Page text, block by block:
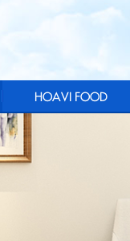
HOAVI FOOD